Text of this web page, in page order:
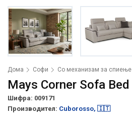
Дома Софи Со механизам за спиење
Mays Corner Sofa Bed
Шифра: 009171
Производител: Cuborosso, 🇮🇹